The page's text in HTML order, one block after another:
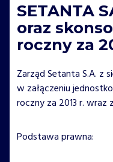
SETANTA
oraz
roczny za
Zarząd Setanta S.A. z
w załączeniu
roczny za 2013 r. wraz
Podstawa prawna: